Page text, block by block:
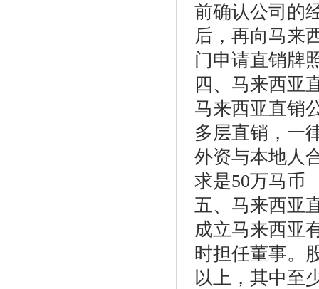
前确认公司的
后，再向马来
门申请直销牌
四、马来西亚
马来西亚直销
多层直销，一
外资与本地人
求是50万马币
五、马来西亚
成立马来西亚
时担任董事。
以上，其中至